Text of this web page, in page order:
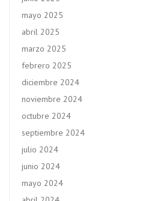
mayo 2025
abril 2025
marzo 2025
febrero 2025
diciembre 2024
noviembre 2024
octubre 2024
septiembre 2024
julio 2024
junio 2024
mayo 2024